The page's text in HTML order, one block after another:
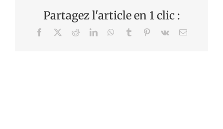
Partagez l'article en 1 clic :
Facebook RedditLinkedInWhatsApp
Tumblr Pinterest
Vk Email